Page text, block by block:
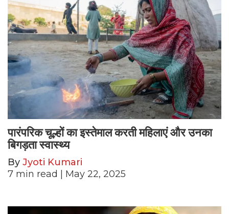
पारंपरिक चूल्हों का इस्तेमाल करती महिलाएं और उनका
बिगड़ता स्वास्थ्य
By Jyoti Kumari
7 min read | May 22, 2025